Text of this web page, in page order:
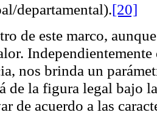
departamental).[20]
de este marco,
Independientemente
nos brinda un
de la figura legal bajo
de acuerdo a las